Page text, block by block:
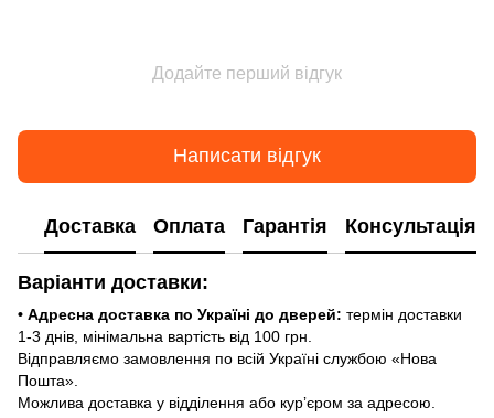
Додайте перший відгук
Написати відгук
Доставка Оплата Гарантія Консультація
Варіанти доставки:
• Адресна доставка по Україні до дверей: термін доставки
1-3 днів, мінімальна вартість від 100 грн.
Відправляємо замовлення по всій Україні службою «Нова
Пошта».
Можлива доставка у відділення або курʼєром за адресою.